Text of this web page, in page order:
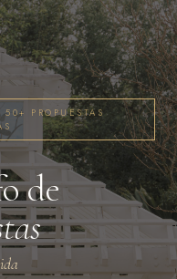
PROPUESTAS
de